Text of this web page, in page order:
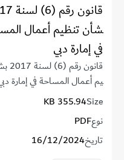
شأن تنظيم أعمال
في إمارة دبي
يم أعمال المساحة في إمارة
Size
355.94 KB
نوعPDF
تاريخ16/12/2024